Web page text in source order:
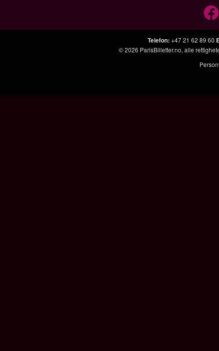
Telefon: +47 21 62 89 60
© 2026 ParisBilletter.no, alle